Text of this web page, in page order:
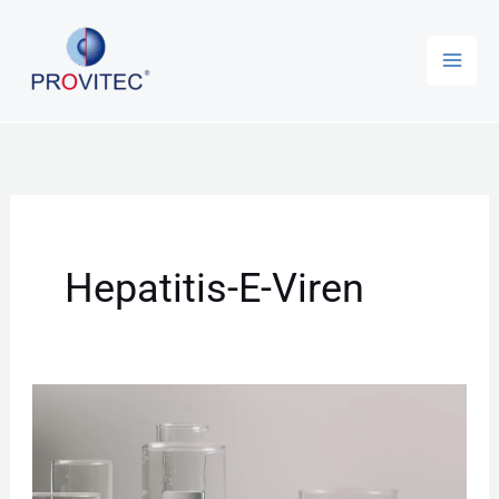
springen
Hepatitis-E-Viren